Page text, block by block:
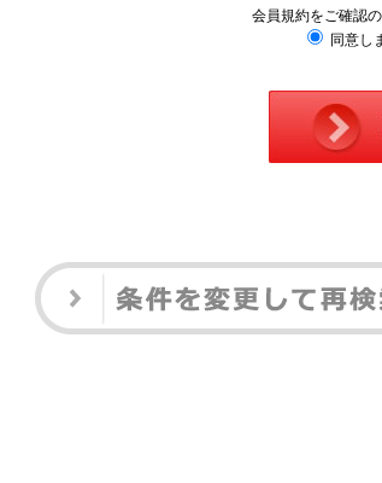
会員規約をご確認
同意し